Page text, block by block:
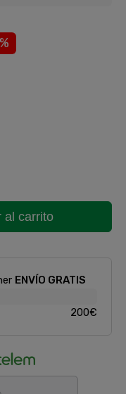
al carrito
ENVÍO GRATIS
200€